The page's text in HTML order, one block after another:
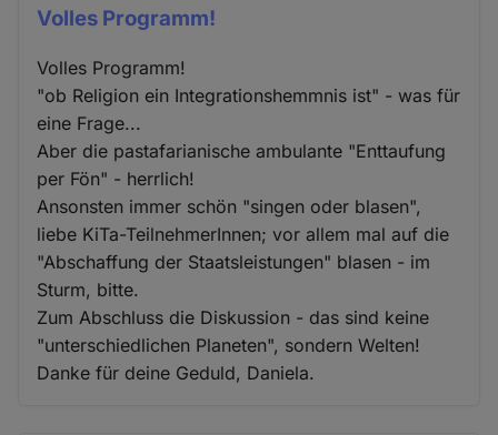
Volles Programm!
Volles Programm!
"ob Religion ein Integrationshemmnis ist" - was für
eine Frage...
Aber die pastafarianische ambulante "Enttaufung
per Fön" - herrlich!
Ansonsten immer schön "singen oder blasen",
liebe KiTa-TeilnehmerInnen; vor allem mal auf die
"Abschaffung der Staatsleistungen" blasen - im
Sturm, bitte.
Zum Abschluss die Diskussion - das sind keine
"unterschiedlichen Planeten", sondern Welten!
Danke für deine Geduld, Daniela.